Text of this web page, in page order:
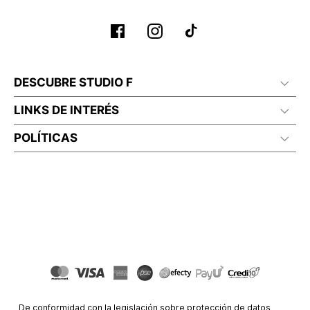
DESCUBRE STUDIO F
LINKS DE INTERÉS
POLÍTICAS
De conformidad con la legislación sobre protección de datos